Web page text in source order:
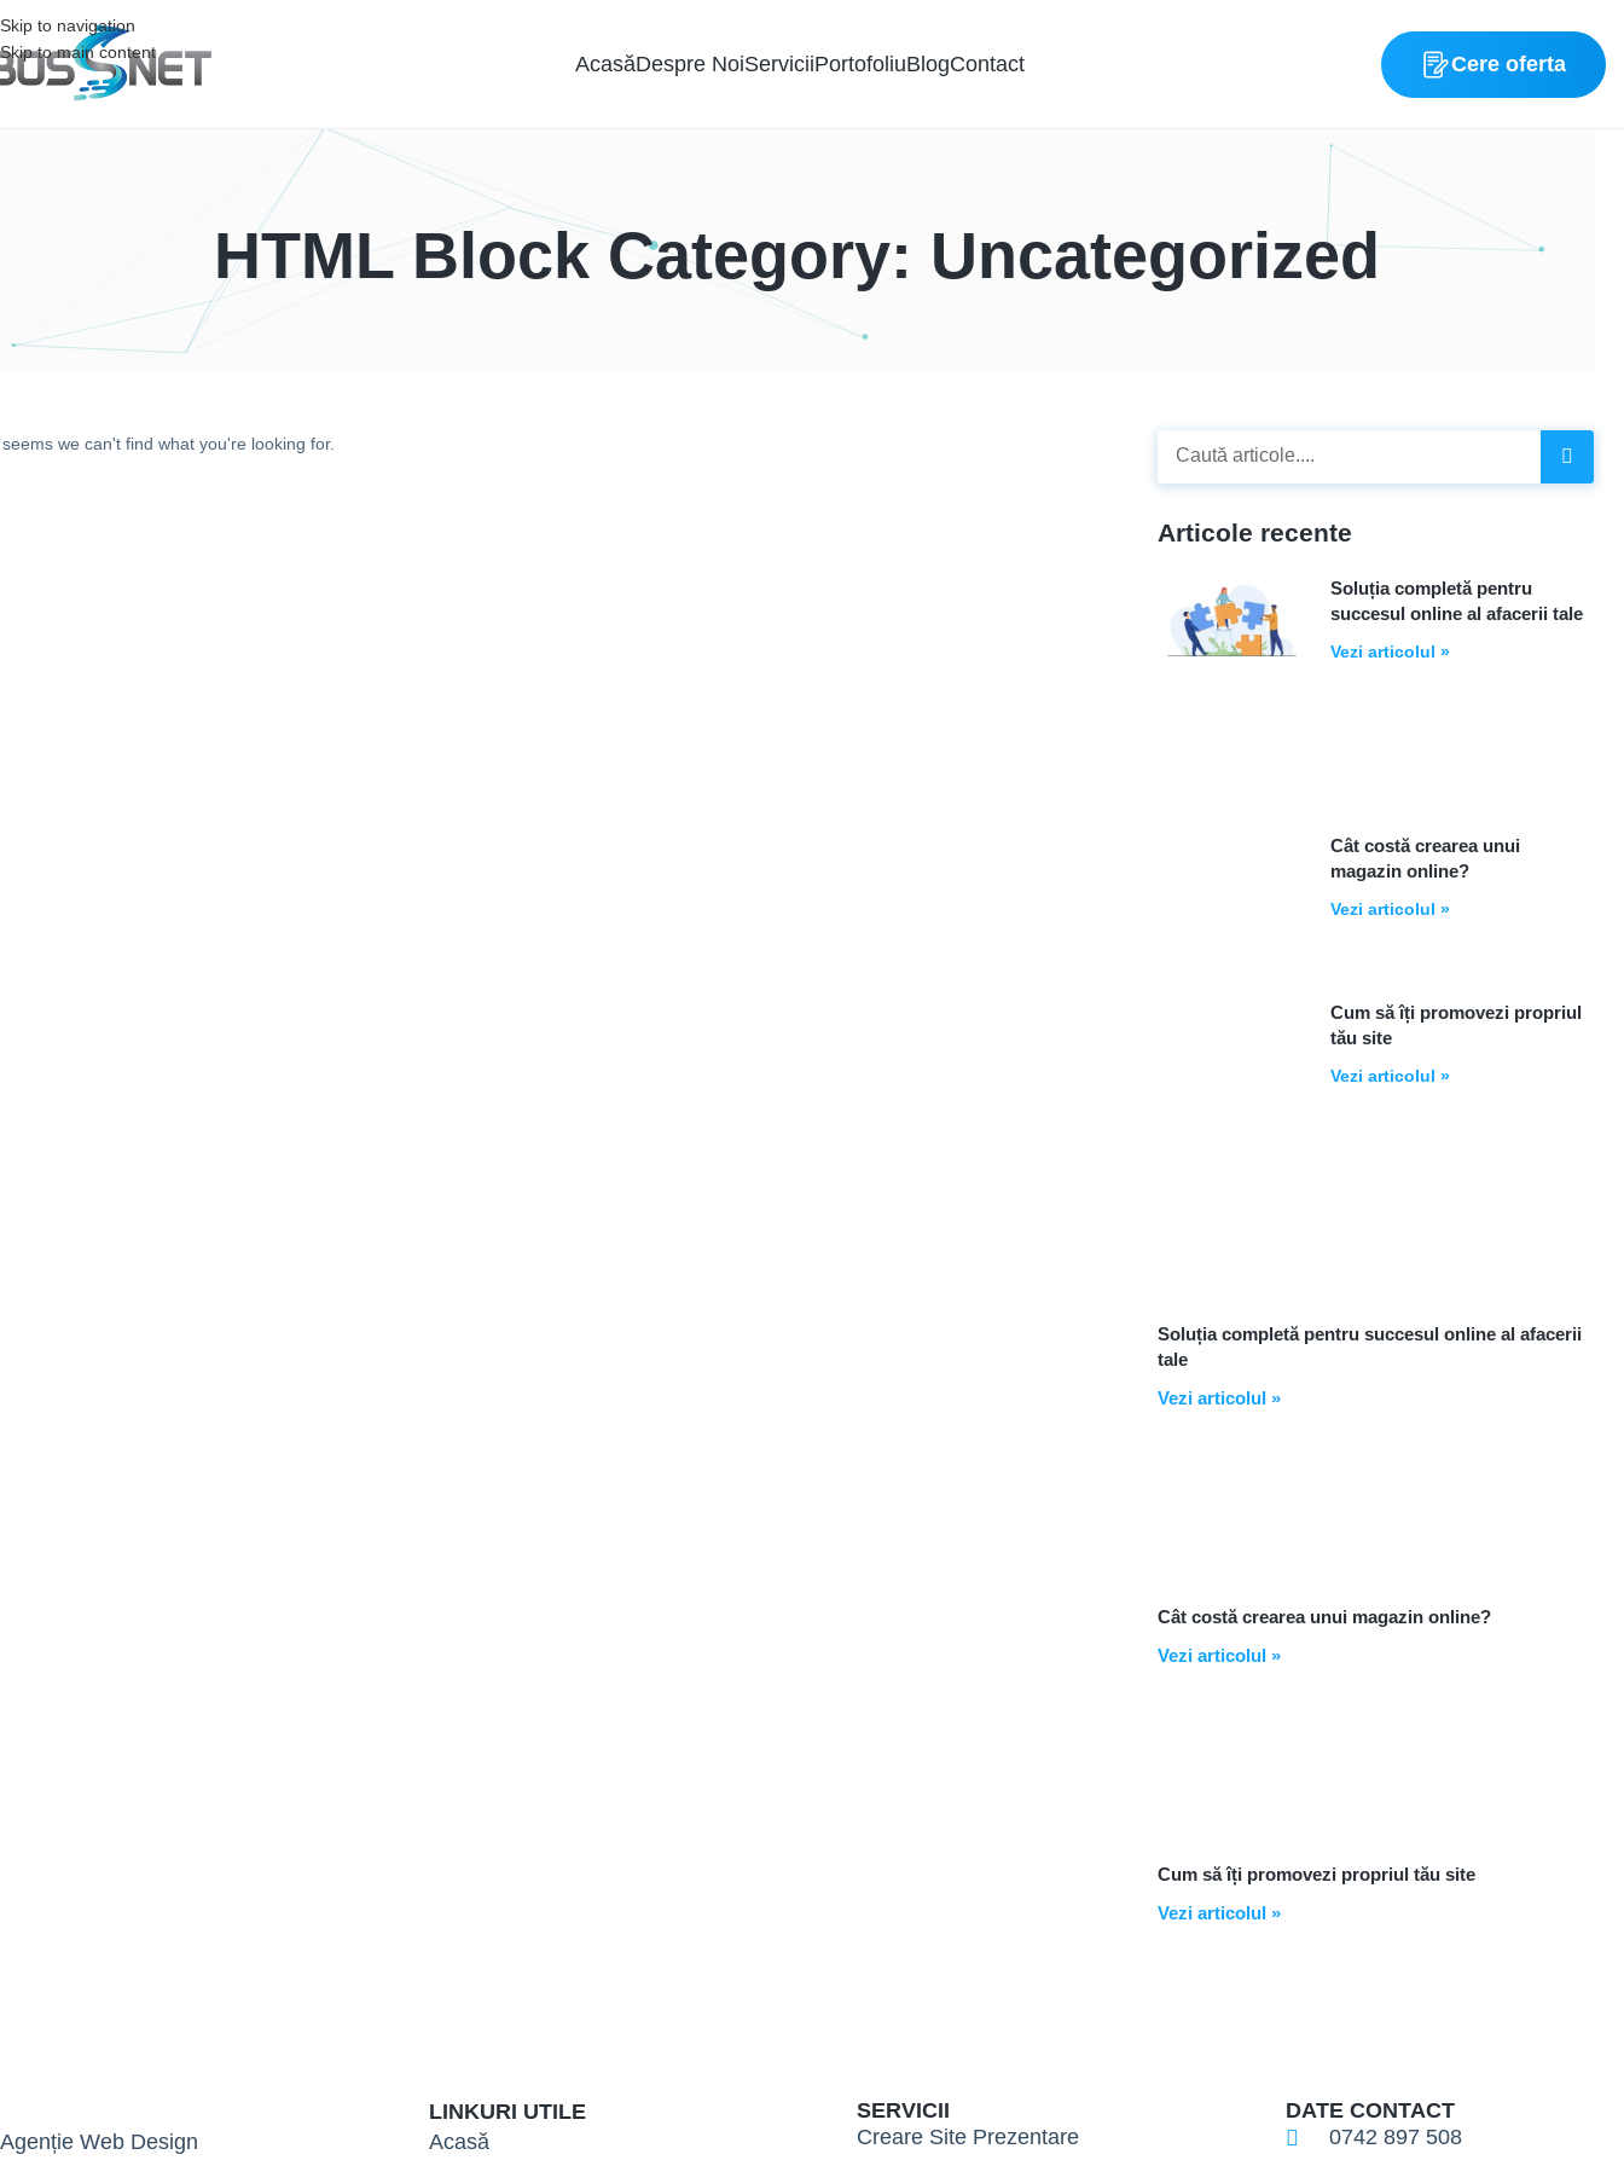
Skip to navigation
Skip to main content
AcasăDespre NoiServiciiPortofoliuBlogContact Cere oferta
HTML Block Category: Uncategorized
we can't find what you're looking for.
Articole recente
Soluția completă pentru
succesul online al afacerii tale
Vezi articolul »
Cât costă crearea unui
magazin online?
Vezi articolul »
Cum să îți promovezi propriul
tău site
Vezi articolul »
Soluția completă pentru succesul online al afacerii
tale
Vezi articolul »
Cât costă crearea unui magazin online?
Vezi articolul »
Cum să îți promovezi propriul tău site
Vezi articolul »
Agenție Web Design
LINKURI UTILE
Acasă
SERVICII
Creare Site Prezentare
DATE CONTACT
0742 897 508